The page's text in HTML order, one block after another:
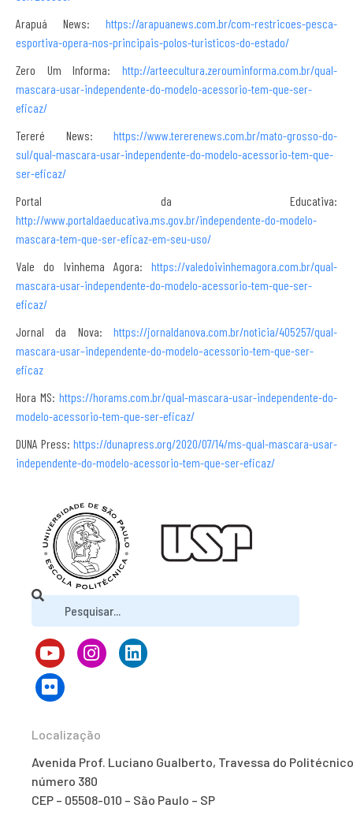
Arapuá News: https://arapuanews.com.br/com-restricoes-pesca-
esportiva-opera-nos-principais-polos-turisticos-do-estado/
Zero Um Informa: http://arteecultura.zerouminforma.com.br/qual-
mascara-usar-independente-do-modelo-acessorio-tem-que-ser-
eficaz/
Tereré News: https://www.tererenews.com.br/mato-grosso-do-
sul/qual-mascara-usar-independente-do-modelo-acessorio-tem-que-
ser-eficaz/
Portal da Educativa:
http://www.portaldaeducativa.ms.gov.br/independente-do-modelo-
mascara-tem-que-ser-eficaz-em-seu-uso/
Vale do Ivinhema Agora: https://valedoivinhemagora.com.br/qual-
mascara-usar-independente-do-modelo-acessorio-tem-que-ser-
eficaz/
Jornal da Nova: https://jornaldanova.com.br/noticia/405257/qual-
mascara-usar–independente-do-modelo–acessorio-tem-que-ser-
eficaz
Hora MS: https://horams.com.br/qual-mascara-usar-independente-do-
modelo-acessorio-tem-que-ser-eficaz/
DUNA Press: https://dunapress.org/2020/07/14/ms-qual-mascara-usar-
independente-do-modelo-acessorio-tem-que-ser-eficaz/
Localização
Avenida Prof. Luciano Gualberto, Travessa do
número 380
CEP – 05508-010 – São Paulo – SP